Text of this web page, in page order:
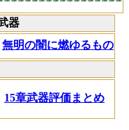
器
無明の闇に燃ゆるもの
15章武器評価まとめ